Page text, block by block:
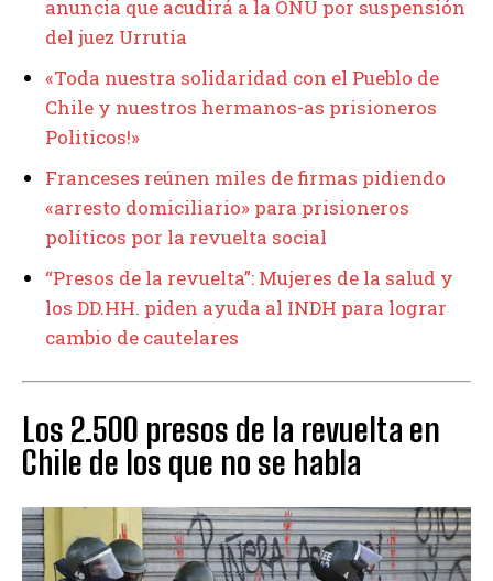
anuncia que acudirá a la ONU por suspensión
del juez Urrutia
«Toda nuestra solidaridad con el Pueblo de
Chile y nuestros hermanos-as prisioneros
Politicos!»
Franceses reúnen miles de firmas pidiendo
«arresto domiciliario» para prisioneros
políticos por la revuelta social
“Presos de la revuelta”: Mujeres de la salud y
los DD.HH. piden ayuda al INDH para lograr
cambio de cautelares
Los 2.500 presos de la revuelta en
Chile de los que no se habla